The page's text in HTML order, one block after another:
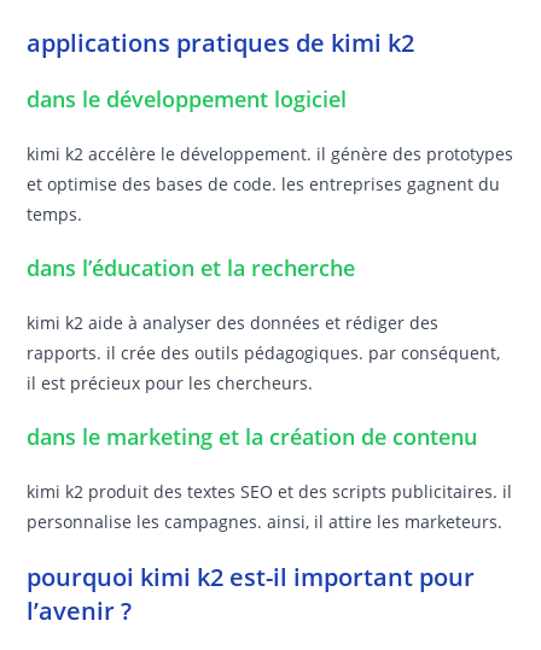
applications pratiques de kimi k2
dans le développement logiciel
kimi k2 accélère le développement. il génère des prototypes
et optimise des bases de code. les entreprises gagnent du
temps.
dans l’éducation et la recherche
kimi k2 aide à analyser des données et rédiger des
rapports. il crée des outils pédagogiques. par conséquent,
il est précieux pour les chercheurs.
dans le marketing et la création de contenu
kimi k2 produit des textes SEO et des scripts publicitaires. il
personnalise les campagnes. ainsi, il attire les marketeurs.
pourquoi kimi k2 est-il important pour
l’avenir ?